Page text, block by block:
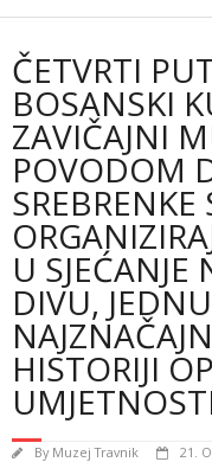
ČETVRTI
BOSANSKI
ZAVIČAJNI
POVODOM
SREBRENKE
U
DIVU,
HISTORIJI
By Muzej Travnik 21.